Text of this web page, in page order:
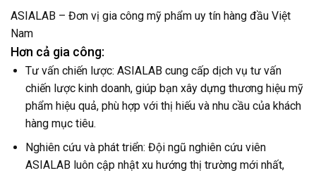
ASIALAB – Đơn vị gia công mỹ phẩm uy tín hàng đầu Việt
Nam
Hơn cả gia công:
Tư vấn chiến lược: ASIALAB cung cấp dịch vụ tư vấn
chiến lược kinh doanh, giúp bạn xây dựng thương hiệu mỹ
phẩm hiệu quả, phù hợp với thị hiếu và nhu cầu của khách
hàng mục tiêu.
Nghiên cứu và phát triển: Đội ngũ nghiên cứu viên
ASIALAB luôn cập nhật xu hướng thị trường mới nhất,